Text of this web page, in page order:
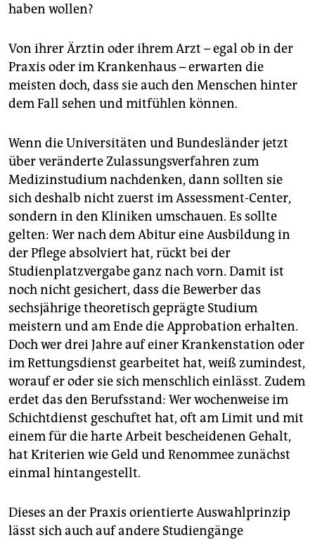
haben wollen?
Von ihrer Ärztin oder ihrem Arzt – egal ob in der
Praxis oder im Krankenhaus – erwarten die
meisten doch, dass sie auch den Menschen hinter
dem Fall sehen und mitfühlen können.
Wenn die Universitäten und Bundesländer jetzt
über veränderte Zulassungsverfahren zum
Medizinstudium nachdenken, dann sollten sie
sich deshalb nicht zuerst im Assessment-Center,
sondern in den Kliniken umschauen. Es sollte
gelten: Wer nach dem Abitur eine Ausbildung in
der Pflege absolviert hat, rückt bei der
Studienplatzvergabe ganz nach vorn. Damit ist
noch nicht gesichert, dass die Bewerber das
sechsjährige theoretisch geprägte Studium
meistern und am Ende die Approbation erhalten.
Doch wer drei Jahre auf einer Krankenstation oder
im Rettungsdienst gearbeitet hat, weiß zumindest,
worauf er oder sie sich menschlich einlässt. Zudem
erdet das den Berufsstand: Wer wochenweise im
Schichtdienst geschuftet hat, oft am Limit und mit
einem für die harte Arbeit bescheidenen Gehalt,
hat Kriterien wie Geld und Renommee zunächst
einmal hintangestellt.
Dieses an der Praxis orientierte Auswahlprinzip
lässt sich auch auf andere Studiengänge